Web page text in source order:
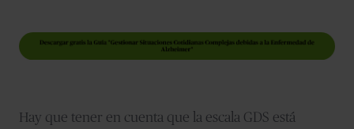
Hay que tener en cuenta que la escala GDS está